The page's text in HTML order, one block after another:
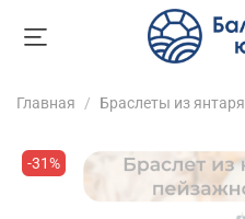
Главная Браслеты из янтаря
-31%